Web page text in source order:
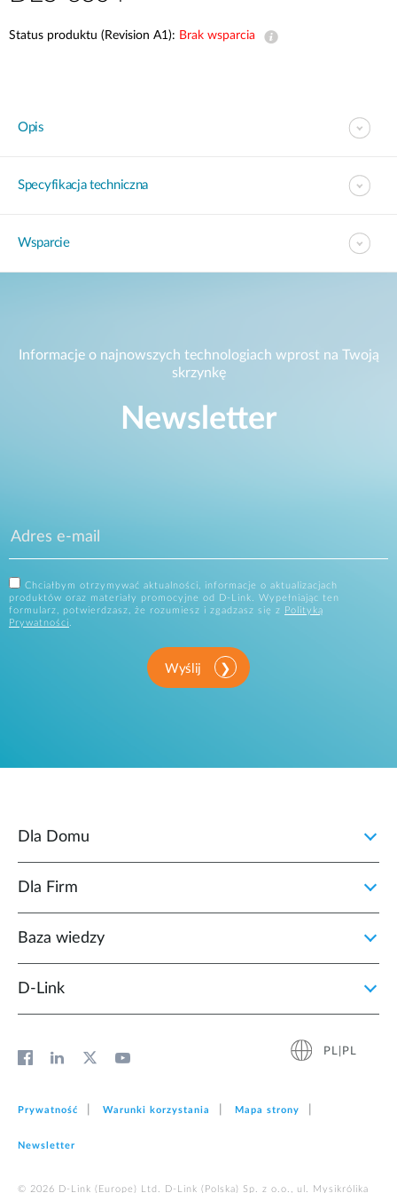
Status produktu (Revision A1): Brak wsparcia
Opis
Specyfikacja techniczna
Wsparcie
Informacje o najnowszych technologiach wprost na Twoją
skrzynkę
Newsletter
Chciałbym otrzymywać aktualności, informacje o aktualizacjach
produktów oraz materiały promocyjne od D-Link. Wypełniając ten
formularz, potwierdzasz, że rozumiesz i zgadzasz się z
Polityką
Prywatności.
Wyślij
Dla Domu
Dla Firm
Baza wiedzy
D‑Link
PL|PL
Prywatność Warunki korzystania Mapa strony
Newsletter
© 2026 D‑Link (Europe) Ltd. D-Link (Polska) Sp. z o.o., ul. Mysikrólika